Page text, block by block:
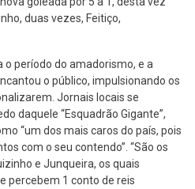
duas vezes, Feitiço,
período do amadorismo, e a
o público, impulsionando os
Jornais locais se
daquele “Esquadrão Gigante”,
“um dos mais caros do país, pois
com o seu contendo”. “São os
e Junqueira, os quais
percebem 1 conto de reis